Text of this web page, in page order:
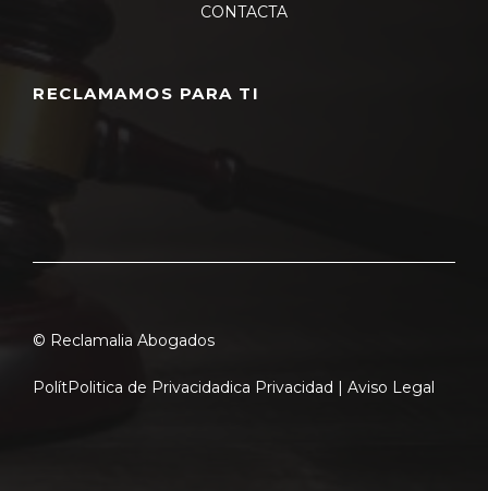
CONTACTA
RECLAMAMOS PARA TI
© Reclamalia Abogados
PolítPolitica de Privacidadica Privacidad | Aviso Legal